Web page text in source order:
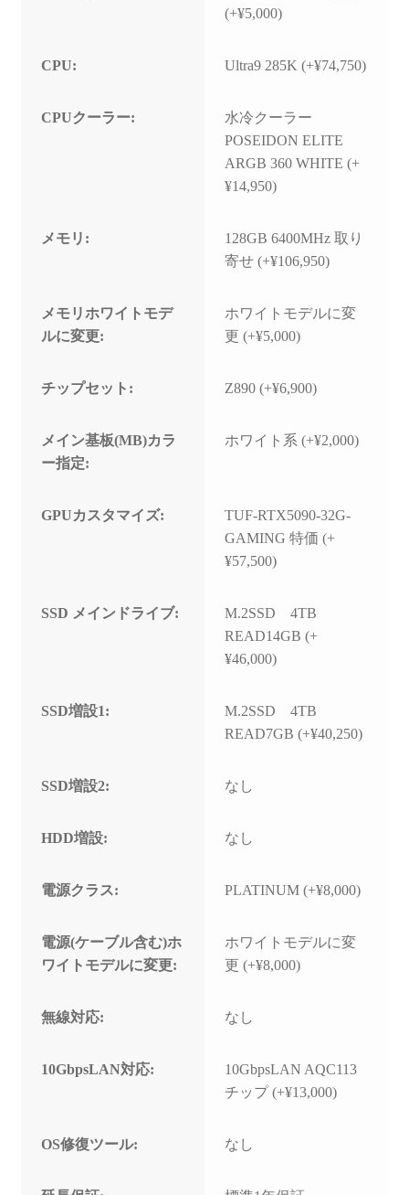
(+¥5,000)
CPU: Ultra9 285K (+¥74,750)
CPUクーラー:
水冷クーラー
POSEIDON ELITE
ARGB 360 WHITE (+
¥14,950)
メモリ:
128GB 6400MHz 取り
寄せ (+¥106,950)
メモリホワイトモデ
ルに変更:
ホワイトモデルに変
更 (+¥5,000)
チップセット: Z890 (+¥6,900)
メイン基板(MB)カラ
ー指定:
ホワイト系 (+¥2,000)
GPUカスタマイズ:
TUF-RTX5090-32G-
GAMING 特価 (+
¥57,500)
SSD メインドライブ:
M.2SSD 4TB
READ14GB (+
¥46,000)
SSD増設1:
M.2SSD 4TB
READ7GB (+¥40,250)
SSD増設2: なし
HDD増設: なし
電源クラス: PLATINUM (+¥8,000)
電源(ケーブル含む)ホ
ワイトモデルに変更:
ホワイトモデルに変
更 (+¥8,000)
無線対応: なし
10GbpsLAN対応:
10GbpsLAN AQC113
チップ (+¥13,000)
OS修復ツール: なし